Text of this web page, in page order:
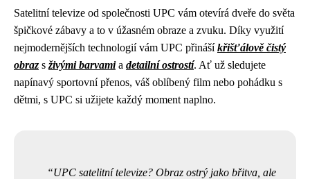
Satelitní televize od společnosti UPC vám otevírá dveře do světa
špičkové zábavy a to v úžasném obraze a zvuku. Díky využití
nejmodernějších technologií vám UPC přinášíkřišťálově čistý
obraz s živými barvamia detailní ostrostí. Ať už sledujete
napínavý sportovní přenos, váš oblíbený film nebo pohádku s
dětmi, s UPC si užijete každý moment naplno.
UPC satelitní televize? Obraz ostrý jako břitva, ale